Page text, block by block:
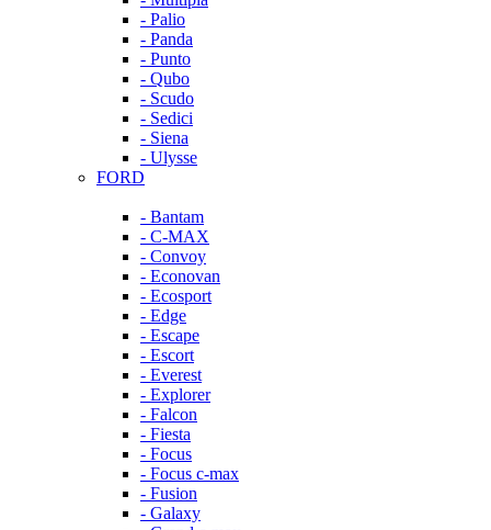
- Palio
- Panda
- Punto
- Qubo
- Scudo
- Sedici
- Siena
- Ulysse
FORD
- Bantam
- C-MAX
- Convoy
- Econovan
- Ecosport
- Edge
- Escape
- Escort
- Everest
- Explorer
- Falcon
- Fiesta
- Focus
- Focus c-max
- Fusion
- Galaxy